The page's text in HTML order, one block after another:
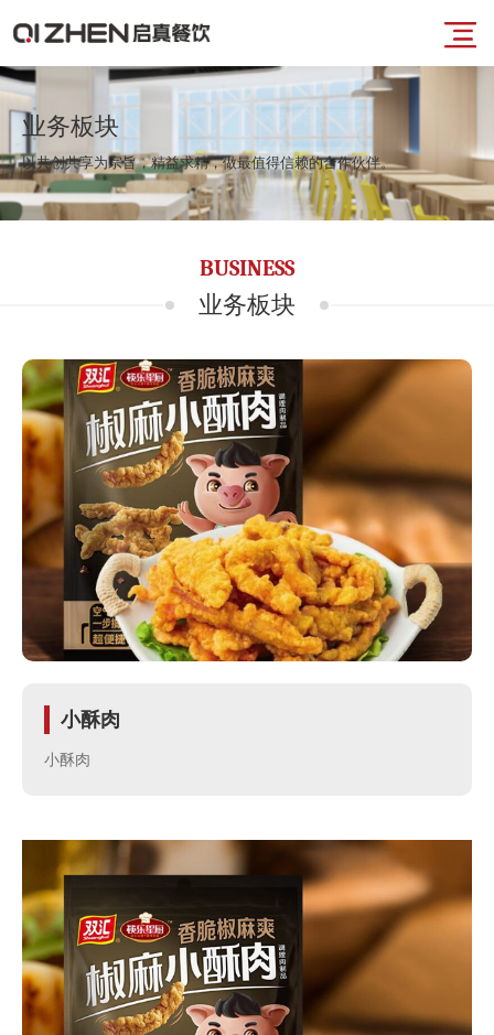
导
航
菜
首
页
业
块
品
牌
理
合
作
业务板块
以共创共享为宗旨，精益求精，做最值得信赖的合作伙伴。
BUSINESS
业务板块
小酥肉
小酥肉